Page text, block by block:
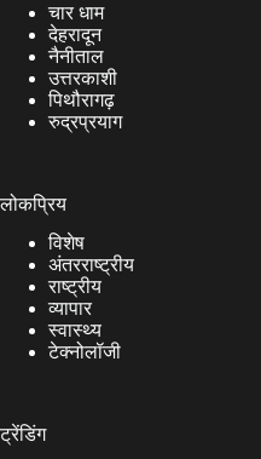
चार धाम
देहरादून
नैनीताल
उत्तरकाशी
पिथौरागढ़
रुद्रप्रयाग
लोकप्रिय
विशेष
अंतरराष्ट्रीय
राष्ट्रीय
व्यापार
स्वास्थ्य
टेक्नोलॉजी
ट्रेंडिंग